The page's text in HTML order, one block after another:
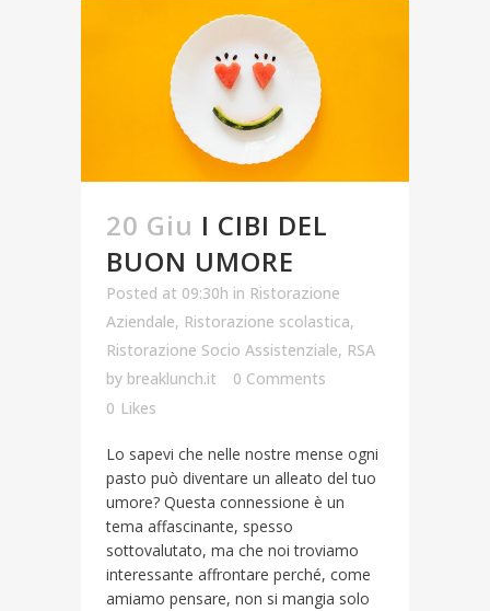
20 Giu I CIBI DEL
BUON UMORE
Posted at 09:30h in Ristorazione
Aziendale, Ristorazione scolastica,
Ristorazione Socio Assistenziale, RSA
by breaklunch.it
0 Comments
0 Likes
Lo sapevi che nelle nostre mense ogni
pasto può diventare un alleato del tuo
umore? Questa connessione è un
tema affascinante, spesso
sottovalutato, ma che noi troviamo
interessante affrontare perché, come
amiamo pensare, non si mangia solo